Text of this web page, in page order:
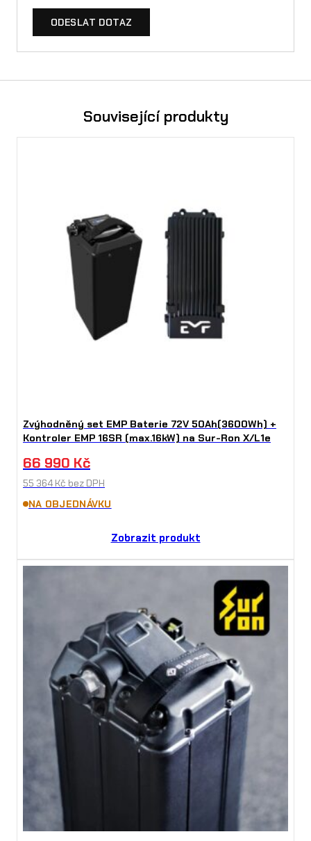
ODESLAT DOTAZ
Související produkty
Zvýhodněný set EMP Baterie 72V 50Ah(3600Wh) +
Kontroler EMP 16SR (max.16kW) na Sur-Ron X/L1e
66 990 Kč
55 364 Kč bez DPH
NA OBJEDNÁVKU
Zobrazit produkt